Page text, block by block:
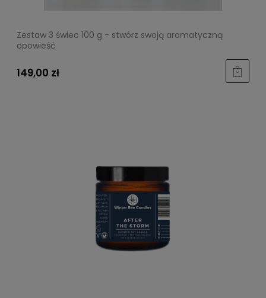
Zestaw 3 świec 100 g - stwórz swoją aromatyczną
opowieść
149,00 zł